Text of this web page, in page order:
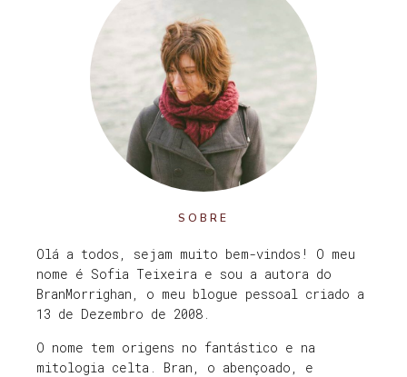
SOBRE
Olá a todos, sejam muito bem-vindos! O meu
nome é Sofia Teixeira e sou a autora do
BranMorrighan, o meu blogue pessoal criado a
13 de Dezembro de 2008.
O nome tem origens no fantástico e na
mitologia celta. Bran, o abençoado, e